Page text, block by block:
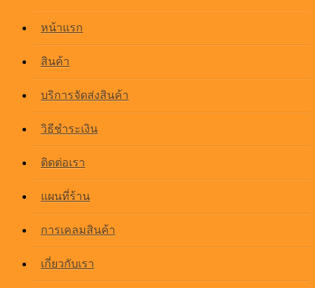
หน้าแรก
สินค้า
บริการจัดส่งสินค้า
วิธีชำระเงิน
ติดต่อเรา
แผนที่ร้าน
การเคลมสินค้า
เกี่ยวกับเรา